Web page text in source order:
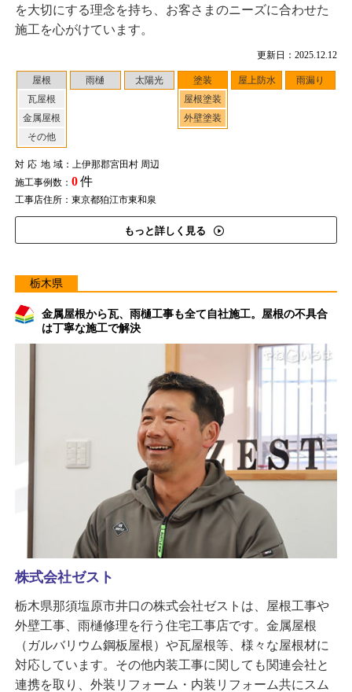
更新日：2025.12.12
屋根
瓦屋根
金属屋根
その他
雨樋 太陽光
塗装
屋根塗装
外壁塗装
屋上防水 雨漏り
対応地域：上伊那郡宮田村 周辺
施工事例数： 0件
工事店住所：東京都狛江市東和泉
もっと詳しく見る
を大切にする理念を持ち、お客さまのニーズに合わせた
施工を心がけています。
栃木県
金属屋根から瓦、雨樋工事も全て自社施工。屋根の不具合
は丁寧な施工で解決
株式会社ゼスト
栃木県那須塩原市井口の株式会社ゼストは、屋根工事や
外壁工事、雨樋修理を行う住宅工事店です。金属屋根
（ガルバリウム鋼板屋根）や瓦屋根等、様々な屋根材に
対応しています。その他内装工事に関しても関連会社と
連携を取り、外装リフォーム・内装リフォーム共にスム